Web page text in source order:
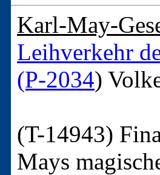
Karl-May-
Leihverkehr
(P-2034)
(T-14943)
Mays